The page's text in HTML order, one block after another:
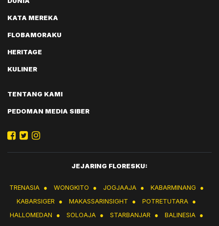
KATA MEREKA
FLOBAMORAKU
HERITAGE
KULINER
TENTANG KAMI
PEDOMAN MEDIA SIBER
JEJARING FLORESKU:
TRENASIA ● WONGKITO ● JOGJAAJA ● KABARMINANG
●
KABARSIGER
● MAKASSARINSIGHT ● POTRETUTARA ●
HALLOMEDAN
● SOLOAJA ● STARBANJAR ● BALINESIA ●